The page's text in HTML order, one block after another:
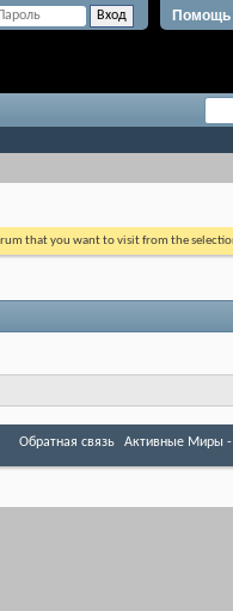
Помощь
that you want to visit from the
Обратная связь Активные Миры -